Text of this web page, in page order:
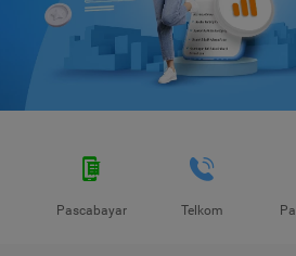
Pascabayar Telkom